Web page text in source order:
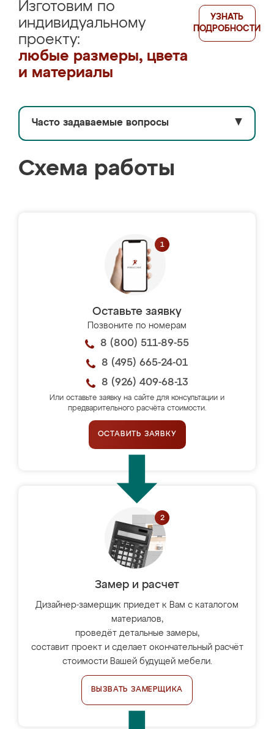
Изготовим по
индивидуальному
проекту:
любые размеры, цвета
и материалы
УЗНАТЬ
ПОДРОБНОСТИ
Часто задаваемые вопросы ▼
Схема работы
Оставьте заявку
Позвоните по номерам
8 (800) 511-89-55
8 (495) 665-24-01
8 (926) 409-68-13
Или оставьте заявку на сайте для консультации и
предварительного расчёта стоимости.
ОСТАВИТЬ ЗАЯВКУ
Замер и расчет
Дизайнер-замерщик приедет к Вам с каталогом
материалов,
проведёт детальные замеры,
составит проект и сделает окончательный расчёт
стоимости Вашей будущей мебели.
ВЫЗВАТЬ ЗАМЕРЩИКА